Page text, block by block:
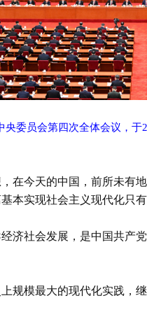
央委员会第四次全体会议，
在今天的中国，前所未有
本实现社会主义现代化只有
济社会发展，是中国共产
规模最大的现代化实践，